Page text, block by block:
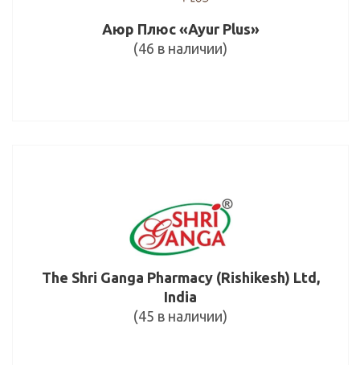
Аюр Плюс «Ayur Plus»
(46 в наличии)
The Shri Ganga Pharmacy (Rishikesh) Ltd,
India
(45 в наличии)